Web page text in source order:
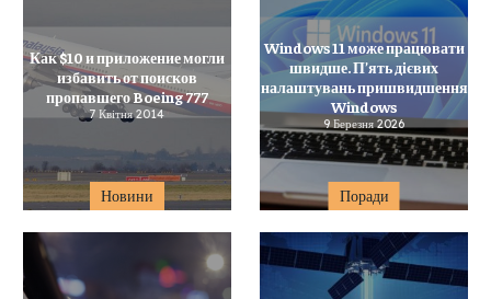
Новини
Как $10 и приложение могли
избавить от поисков
пропавшего Boeing 777
7 Квітня 2014
Поради
Windows 11 може працювати
швидше. П’ять дієвих
налаштувань пришвидшення
Windows
9 Березня 2026